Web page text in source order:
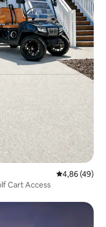
Gemiddelde
4,86 (49)
Cart Access